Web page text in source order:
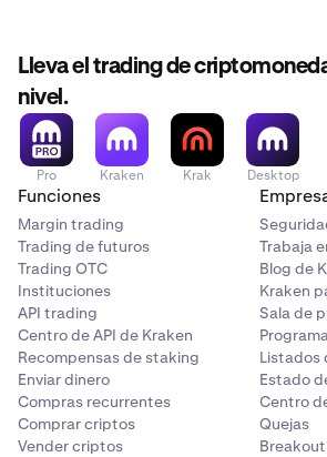
Lleva el trading de
nivel.
Pro Kraken Krak Desktop
Funciones
Margin trading
Trading de futuros
Trading OTC
Instituciones
API trading
Centro de API de Kraken
Recompensas de staking
Enviar dinero
Compras recurrentes
Comprar criptos
Vender criptos
Trabaja
Blog de
Kraken
Sala de
Listados
Estado
Centro
Quejas